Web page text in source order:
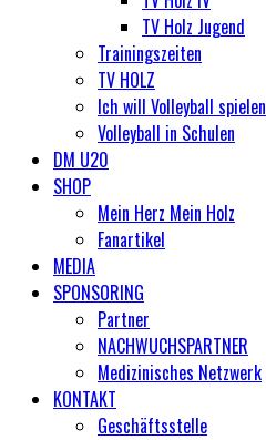
TV Holz Jugend
Trainingszeiten
TV HOLZ
Ich will Volleyball spielen
Volleyball in Schulen
DM U20
SHOP
Mein Herz Mein Holz
Fanartikel
MEDIA
SPONSORING
Partner
NACHWUCHSPARTNER
Medizinisches Netzwerk
KONTAKT
Geschäftsstelle